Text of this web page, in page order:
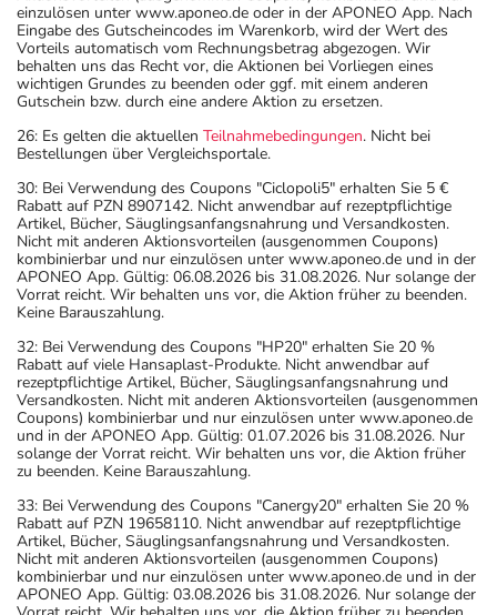
einzulösen unter www.aponeo.de oder in der APONEO App. Nach
Eingabe des Gutscheincodes im Warenkorb, wird der Wert des
Vorteils automatisch vom Rechnungsbetrag abgezogen. Wir
behalten uns das Recht vor, die Aktionen bei Vorliegen eines
wichtigen Grundes zu beenden oder ggf. mit einem anderen
Gutschein bzw. durch eine andere Aktion zu ersetzen.
26: Es gelten die aktuellen Teilnahmebedingungen. Nicht bei
Bestellungen über Vergleichsportale.
30: Bei Verwendung des Coupons "Ciclopoli5" erhalten Sie 5 €
Rabatt auf PZN 8907142. Nicht anwendbar auf rezeptpflichtige
Artikel, Bücher, Säuglingsanfangsnahrung und Versandkosten.
Nicht mit anderen Aktionsvorteilen (ausgenommen Coupons)
kombinierbar und nur einzulösen unter www.aponeo.de und in der
APONEO App. Gültig: 06.08.2026 bis 31.08.2026. Nur solange der
Vorrat reicht. Wir behalten uns vor, die Aktion früher zu beenden.
Keine Barauszahlung.
32: Bei Verwendung des Coupons "HP20" erhalten Sie 20 %
Rabatt auf viele Hansaplast-Produkte. Nicht anwendbar auf
rezeptpflichtige Artikel, Bücher, Säuglingsanfangsnahrung und
Versandkosten. Nicht mit anderen Aktionsvorteilen (ausgenommen
Coupons) kombinierbar und nur einzulösen unter www.aponeo.de
und in der APONEO App. Gültig: 01.07.2026 bis 31.08.2026. Nur
solange der Vorrat reicht. Wir behalten uns vor, die Aktion früher
zu beenden. Keine Barauszahlung.
33: Bei Verwendung des Coupons "Canergy20" erhalten Sie 20 %
Rabatt auf PZN 19658110. Nicht anwendbar auf rezeptpflichtige
Artikel, Bücher, Säuglingsanfangsnahrung und Versandkosten.
Nicht mit anderen Aktionsvorteilen (ausgenommen Coupons)
kombinierbar und nur einzulösen unter www.aponeo.de und in der
APONEO App. Gültig: 03.08.2026 bis 31.08.2026. Nur solange der